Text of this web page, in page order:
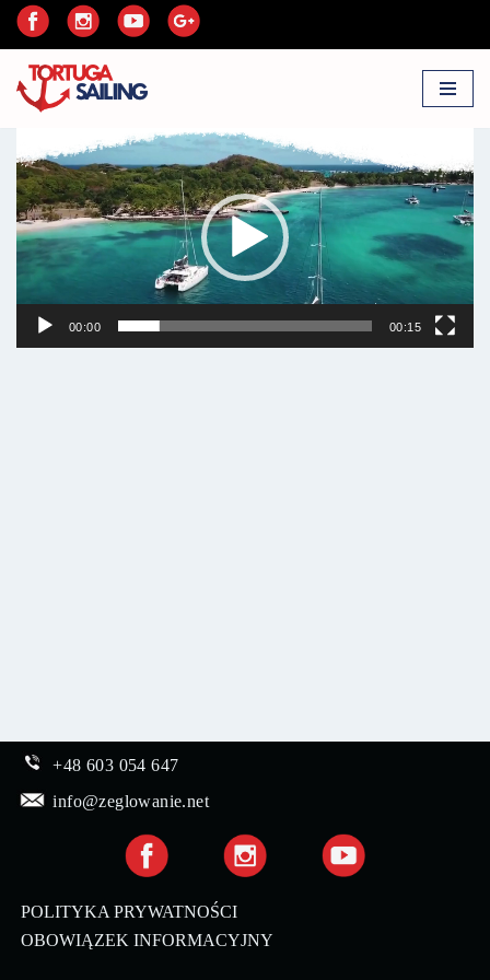
do
treści
video
00:00 00:15
+48 603 054 647
info@zeglowanie.net
POLITYKA PRYWATNOŚCI
OBOWIĄZEK INFORMACYJNY